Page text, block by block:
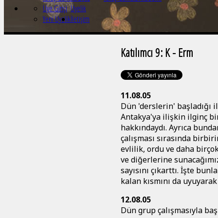
Üyelik
Üye Girişi
Yeni Üyelikİletişim
Katılımcı 9: K - Erm
11.08.05
Dün 'derslerin' başladığı
Antakya'ya ilişkin ilginç
hakkındaydı. Ayrıca
çalışması sırasında
evlilik, ordu ve daha
ve diğerlerine
sayısını çıkarttı. İşte
kalan kısmını da
12.08.05
Dün grup çalışmasıyla